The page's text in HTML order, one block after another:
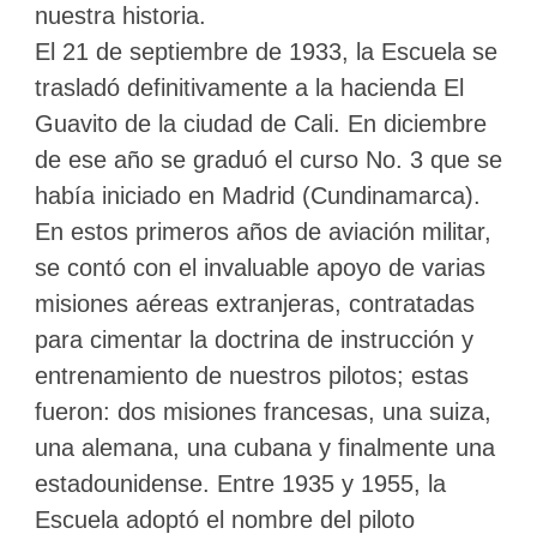
nuestra historia.
El 21 de septiembre de 1933, la Escuela se
trasladó definitivamente a la hacienda El
Guavito de la ciudad de Cali. En diciembre
de ese año se graduó el curso No. 3 que se
había iniciado en Madrid (Cundinamarca).
En estos primeros años de aviación militar,
se contó con el invaluable apoyo de varias
misiones aéreas extranjeras, contratadas
para cimentar la doctrina de instrucción y
entrenamiento de nuestros pilotos; estas
fueron: dos misiones francesas, una suiza,
una alemana, una cubana y finalmente una
estadounidense. Entre 1935 y 1955, la
Escuela adoptó el nombre del piloto